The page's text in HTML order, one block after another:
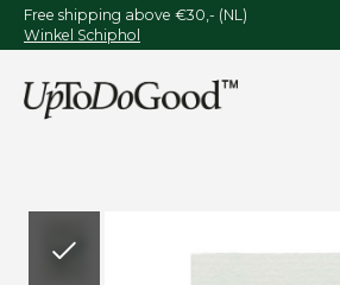
Free shipping above €30,- (NL)
Winkel Schiphol